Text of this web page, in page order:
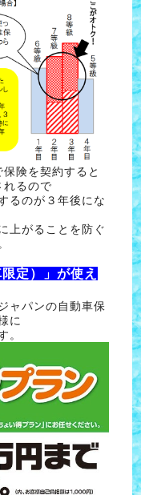
険を契約すると
れるので
るのが３年後にな
上がることを防ぐ
定）」が使え
ャパンの自動車保
に
。